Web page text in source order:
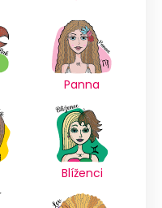
Panna
Blíženci